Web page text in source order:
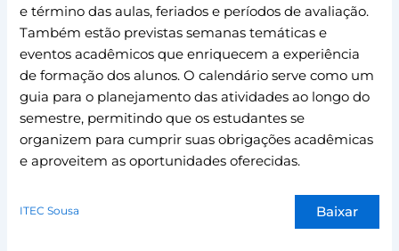
e término das aulas, feriados e períodos de avaliação.
Também estão previstas semanas temáticas e
eventos acadêmicos que enriquecem a experiência
de formação dos alunos. O calendário serve como um
guia para o planejamento das atividades ao longo do
semestre, permitindo que os estudantes se
organizem para cumprir suas obrigações acadêmicas
e aproveitem as oportunidades oferecidas.
ITEC Sousa Baixar